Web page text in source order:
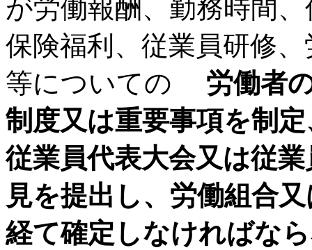
が労働報酬、勤務時間
保険福利、従業員研修
等についての 労働者
制度又は重要事項を制
従業員代表大会又は従
見を提出し、労働組合
経て確定しなければな